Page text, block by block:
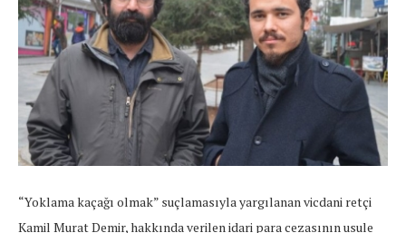
“Yoklama kaçağı olmak” suçlamasıyla yargılanan vicdani retçi
Kamil Murat Demir, hakkında verilen idari para cezasının usule